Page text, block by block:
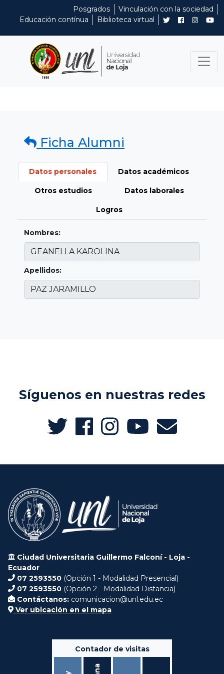
Posgrados
Vinculación con la sociedad
Educación contínua
Biblioteca virtual
Ficha Alumni
Datos personales Datos académicos
Otros estudios Datos laborales
Logros
Nombres:
Apellidos:
Síguenos en nuestras redes
Ciudad Universitaria Guillermo Falconí - Loja -
Ecuador
07 2593550 (Opción 1 - Modalidad Presencial)
07 2593550 (Opción 2 - Modalidad Distancia)
Contáctanos: comunicacion@unl.edu.ec
Ver ubicación en el mapa
Contador de visitas